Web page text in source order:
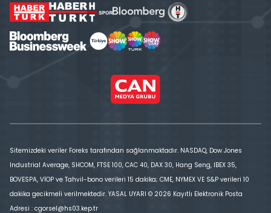
Sitemizdeki veriler Foreks tarafından sağlanmaktadır. NASDAQ, Dow Jones
Industrial Average, SHCOM, FTSE 100, CAC 40, DAX 30, Hang Seng, IBEX 35,
BOVESPA, VİOP ve Tahvil-bono verileri 15 dakika; CME, NYMEX VE S&P verileri 10
dakika gecikmeli verilmektedir. YASAL UYARI © 2026 Kayıtlı Elektronik Posta
Adresi : cgorsel@hs03.kep.tr